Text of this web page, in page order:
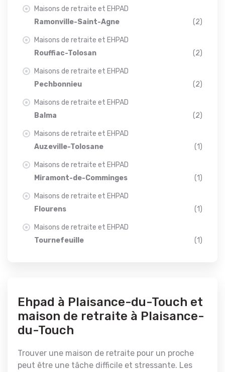
Maisons de retraite et EHPAD
Ramonville-Saint-Agne
(2)
Maisons de retraite et EHPAD
Rouffiac-Tolosan
(2)
Maisons de retraite et EHPAD
Pechbonnieu
(2)
Maisons de retraite et EHPAD
Balma
(2)
Maisons de retraite et EHPAD
Auzeville-Tolosane
(1)
Maisons de retraite et EHPAD
Miramont-de-Comminges
(1)
Maisons de retraite et EHPAD
Flourens
(1)
Maisons de retraite et EHPAD
Tournefeuille
(1)
Ehpad à Plaisance-du-Touch et
maison de retraite à Plaisance-
du-Touch
Trouver une maison de retraite pour un proche
peut être une tâche difficile et stressante. Les